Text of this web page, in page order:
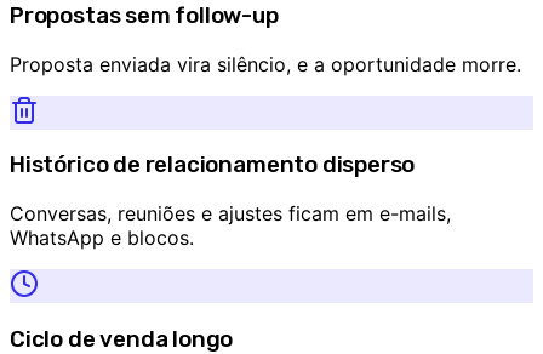
Propostas sem follow-up
Proposta enviada vira silêncio, e a oportunidade morre.
Histórico de relacionamento disperso
Conversas, reuniões e ajustes ficam em e-mails,
WhatsApp e blocos.
Ciclo de venda longo